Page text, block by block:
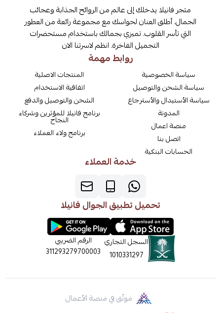
متجر فانيلا يدخلك إلى عالم من الروائح الجذابة وعجائب
الجمال. أطلق العنان لحواسك مع مجموعة رائعة من العطور
التي تأسر القلوب. تميزي بجمالك باستخدام مستحضرات
التجميل الفاخرة. انظم لاسرتنا الان
روابط مهمة
سياسة الخصوصية
سياسة الشحن والتوصيل
سياسة الأستبدال والأسترجاع
المدونة
منصة اعمال
اتصل بنا
الحسابات البنكية
المنتجات الاصلية
اتفاقية الاستخدام
الشحن والتوصيل والدفع
برنامج فانيلا للمؤثرين وشركاء
النجاح
برنامج ولاء العملاء
خدمة العملاء
تحميل تطبيق الجوال فانيلا
السجل التجاري
1010331297
الرقم الضريبي
311293279700003
موثّق في منصة الأعمال